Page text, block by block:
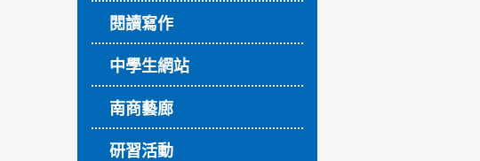
閱讀寫作
中學生網站
南商藝廊
研習活動